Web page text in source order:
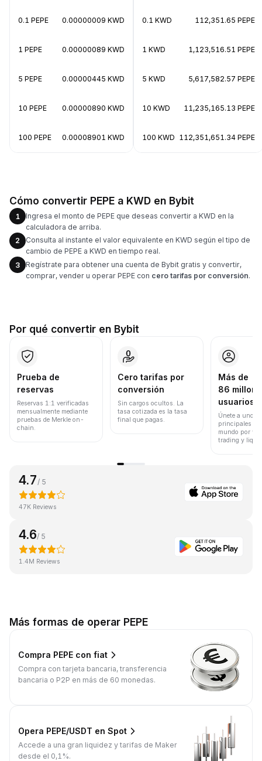
0.1 PEPE 0.00000009 KWD
1 PEPE 0.00000089 KWD
5 PEPE 0.00000445 KWD
10 PEPE 0.00000890 KWD
100 PEPE 0.00008901 KWD
0.1 KWD 112,351.65 PEPE
1 KWD 1,123,516.51 PEPE
5 KWD 5,617,582.57 PEPE
10 KWD 11,235,165.13 PEPE
100 KWD 112,351,651.34 PEPE
Cómo convertir PEPE a KWD en Bybit
1
Ingresa el monto de PEPE que deseas convertir a KWD en la
calculadora de arriba.
2
Consulta al instante el valor equivalente en KWD según el tipo de
cambio de PEPE a KWD en tiempo real.
3
Regístrate para obtener una cuenta de Bybit gratis y convertir,
comprar, vender u operar PEPE con cero tarifas por conversión.
Por qué convertir en Bybit
Prueba de
reservas
Reservas 1:1 verificadas
mensualmente mediante
pruebas de Merkle on-
chain.
Cero tarifas por
conversión
Sin cargos ocultos. La
tasa cotizada es la tasa
final que pagas.
Más de
86
usuarios
Únete a uno
principales
mundo por
trading y
4.7 / 5
47K Reviews
4.6/ 5
1.4M Reviews
Más formas de operar PEPE
Compra PEPE con fiat
Compra con tarjeta bancaria, transferencia
bancaria o P2P en más de 60 monedas.
Opera PEPE/USDT en Spot
Accede a una gran liquidez y tarifas de Maker
desde el 0,1%.